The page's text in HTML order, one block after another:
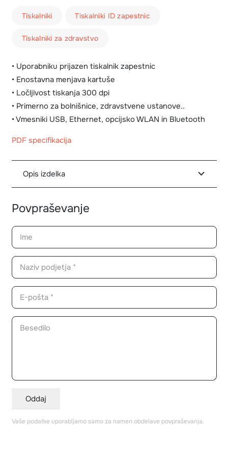
Tiskalniki Tiskalniki ID zapestnic
Tiskalniki za zdravstvo
• Uporabniku prijazen tiskalnik zapestnic
• Enostavna menjava kartuše
• Ločljivost tiskanja 300 dpi
• Primerno za bolnišnice, zdravstvene ustanove..
• Vmesniki USB, Ethernet, opcijsko WLAN in Bluetooth
PDF specifikacija
Opis izdelka
Povpraševanje
Oddaj
Vaše podatke uporabljamo samo za namen obdelave povpraševanja.